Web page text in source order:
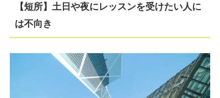
【短所】土日や夜にレッスンを受けたい人に
は不向き